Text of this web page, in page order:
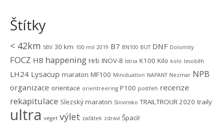
Štítky
< 42km 5BV 30 km 100 mil 2019 B7 BN100 BUT DNF Dolomity
FOCZ H8 happening Hrb INOV-8 Istria K100 Kilo kolo lesoběh
LH24 Lysacup maraton MF100 Miniduatlon NAPANT Nezmar NPB
organizace orientace orientreering P100 postřeh recenze
rekapitulace Slezský maraton Slovinsko TRAILTROUR 2020 traily
ultra veget výlet začátek zdraví Špacír